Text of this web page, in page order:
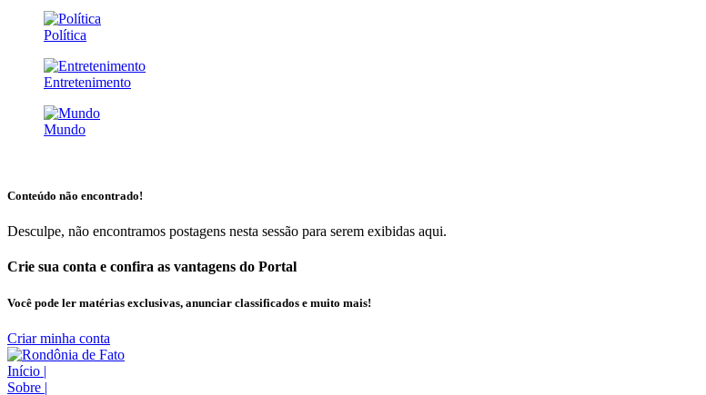
Política
Entretenimento
Mundo
Conteúdo não encontrado!
Desculpe, não encontramos postagens nesta sessão para serem exibidas aqui.
Crie sua conta e confira as vantagens do Portal
Você pode ler matérias exclusivas, anunciar classificados e muito mais!
Criar minha conta
Início |
Sobre |